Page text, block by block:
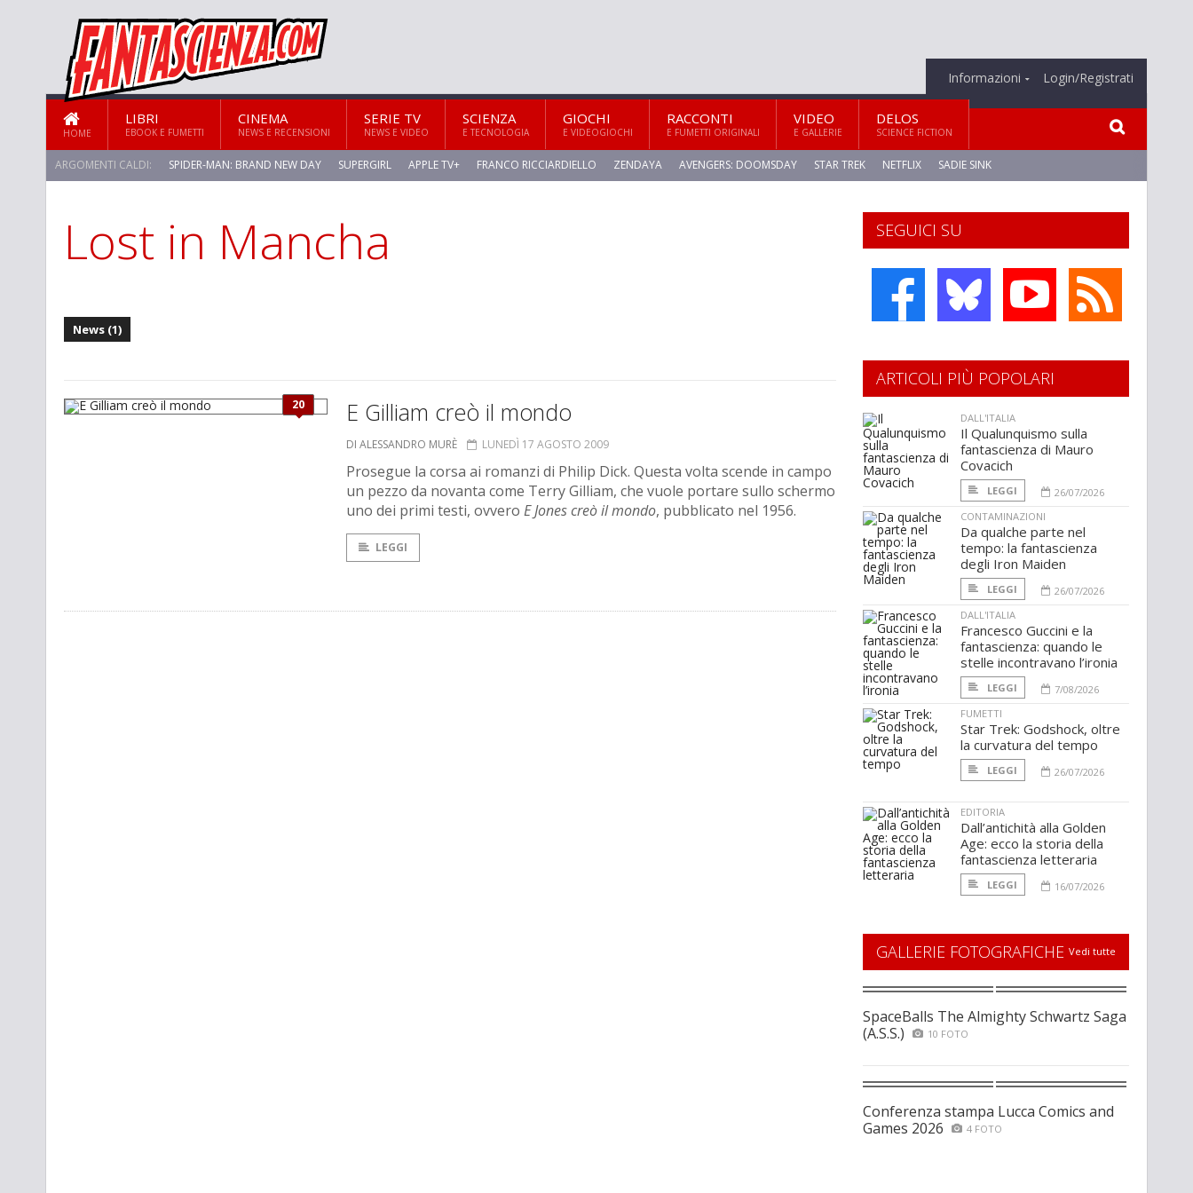
Informazioni Login/Registrati
HOME
LIBRI
EBOOK E FUMETTI
CINEMA
NEWS E RECENSIONI
SERIE TV
NEWS E VIDEO
SCIENZA
E TECNOLOGIA
GIOCHI
E VIDEOGIOCHI
RACCONTI
E FUMETTI ORIGINALI
VIDEO
E GALLERIE
DELOS
SCIENCE FICTION
ARGOMENTI CALDI: SPIDER-MAN: BRAND NEW DAY SUPERGIRL APPLE TV+ FRANCO RICCIARDIELLO ZENDAYA AVENGERS: DOOMSDAY STAR TREK NETFLIX SADIE SINK
STAR TREK: STRANGE NEW WORLDS
Lost in Mancha
News (1)
20 E Gilliam creò il mondo
DI ALESSANDRO MURÈ LUNEDÌ 17 AGOSTO 2009
Prosegue la corsa ai romanzi di Philip Dick. Questa volta scende in campo
un pezzo da novanta come Terry Gilliam, che vuole portare sullo schermo
uno dei primi testi, ovvero E Jones creò il mondo, pubblicato nel 1956.
LEGGI
SEGUICI SU
ARTICOLI PIÙ POPOLARI
DALL'ITALIA
Il Qualunquismo sulla
fantascienza di Mauro
Covacich
LEGGI
26/07/2026
CONTAMINAZIONI
Da qualche parte nel
tempo: la fantascienza
degli Iron Maiden
LEGGI
26/07/2026
DALL'ITALIA
Francesco Guccini e la
fantascienza: quando le
stelle incontravano l’ironia
LEGGI
7/08/2026
FUMETTI
Star Trek: Godshock, oltre
la curvatura del tempo
LEGGI 26/07/2026
EDITORIA
Dall’antichità alla Golden
Age: ecco la storia della
fantascienza letteraria
LEGGI 16/07/2026
GALLERIE FOTOGRAFICHE Vedi tutte
SpaceBalls The Almighty Schwartz Saga
(A.S.S.)
10 FOTO
Conferenza stampa Lucca Comics and
Games 2026
4 FOTO